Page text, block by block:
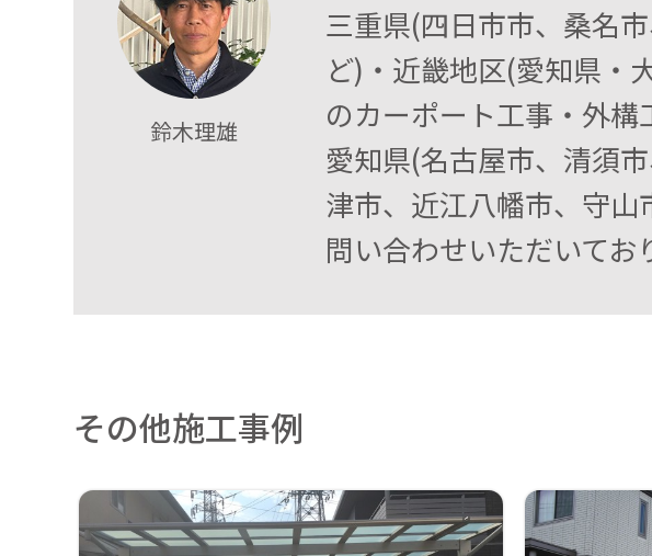
鈴木理雄
三重県(四日市市、桑名
ど)・近畿地区(愛知県・
のカーポート工事・外
愛知県(名古屋市、清須
津市、近江八幡市、守
問い合わせいただいてお
その他施工事例